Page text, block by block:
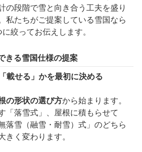
の段階で雪と向き合う工夫を盛り
私たちがご提案している雪国なら
絞ってお伝えします。
きる雪国仕様の提案
載せる」かを最初に決める
の形状の選び方から始まります。
「落雪式」、屋根に積もらせて
落雪（融雪・耐雪）式」のどちら
きく変わります。